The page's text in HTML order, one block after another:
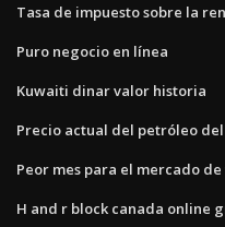
Tasa de impuesto sobre la
Puro negocio en línea
Kuwaiti dinar valor historia
Precio actual del petróleo
Peor mes para el mercado
H and r block canada online